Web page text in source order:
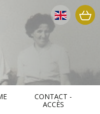
CONTACT -
ACCÈS